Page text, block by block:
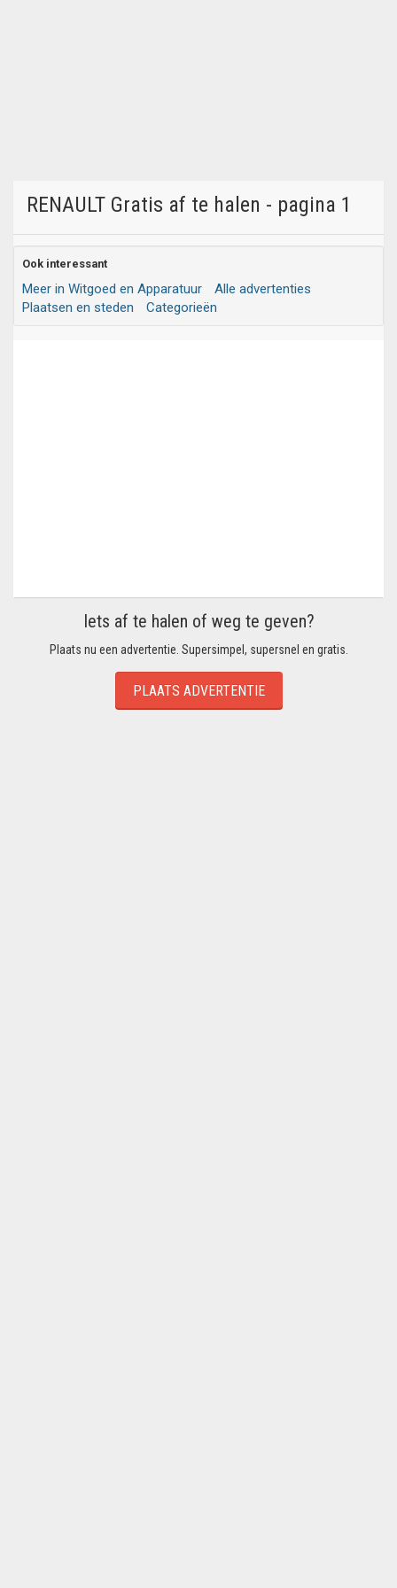
RENAULT Gratis af te halen - pagina 1
Ook interessant
Meer in Witgoed en Apparatuur
Alle advertenties
Plaatsen en steden
Categorieën
Iets af te halen of weg te geven?
Plaats nu een advertentie. Supersimpel, supersnel en gratis.
PLAATS ADVERTENTIE